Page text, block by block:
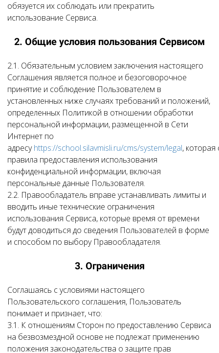
обязуется их соблюдать или прекратить
использование Сервиса.
2. Общие условия пользования Сервисом
2.1. Обязательным условием заключения настоящего
Соглашения является полное и безоговорочное
принятие и соблюдение Пользователем в
установленных ниже случаях требований и положений,
определенных Политикой в отношении обработки
персональной информации, размещенной в Сети
Интернет по
адресуhttps://school.silavmisli.ru/cms/system/legal, которая
правила предоставления использования
конфиденциальной информации, включая
персональные данные Пользователя.
2.2. Правообладатель вправе устанавливать лимиты и
вводить иные технические ограничения
использования Сервиса, которые время от времени
будут доводиться до сведения Пользователей в форме
и способом по выбору Правообладателя.
3. Ограничения
Соглашаясь с условиями настоящего
Пользовательского соглашения, Пользователь
понимает и признает, что:
3.1. К отношениям Сторон по предоставлению Сервиса
на безвозмездной основе не подлежат применению
положения законодательства о защите прав